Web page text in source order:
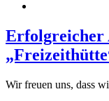
Erfolgreicher
Wir freuen uns, dass